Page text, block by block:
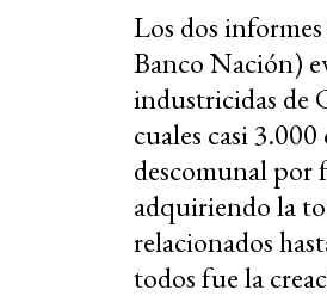
Los dos
Banco Nación)
industricidas de
cuales casi
descomunal por
adquiriendo la
relacionados
todos fue la